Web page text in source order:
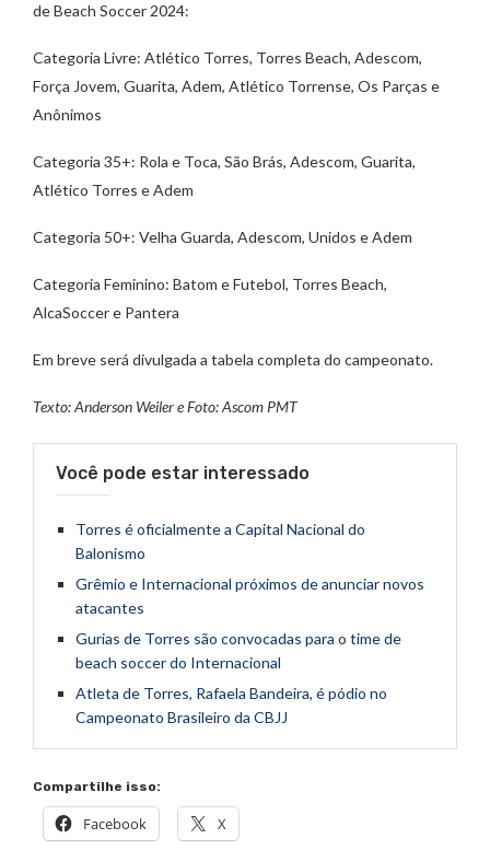
de Beach Soccer 2024:
Categoria Livre: Atlético Torres, Torres Beach, Adescom,
Força Jovem, Guarita, Adem, Atlético Torrense, Os Parças e
Anônimos
Categoria 35+: Rola e Toca, São Brás, Adescom, Guarita,
Atlético Torres e Adem
Categoria 50+: Velha Guarda, Adescom, Unidos e Adem
Categoria Feminino: Batom e Futebol, Torres Beach,
AlcaSoccer e Pantera
Em breve será divulgada a tabela completa do campeonato.
Texto: Anderson Weiler e Foto: Ascom PMT
Você pode estar interessado
Torres é oficialmente a Capital Nacional do
Balonismo
Grêmio e Internacional próximos de anunciar novos
atacantes
Gurias de Torres são convocadas para o time de
beach soccer do Internacional
Atleta de Torres, Rafaela Bandeira, é pódio no
Campeonato Brasileiro da CBJJ
Compartilhe isso:
Facebook X